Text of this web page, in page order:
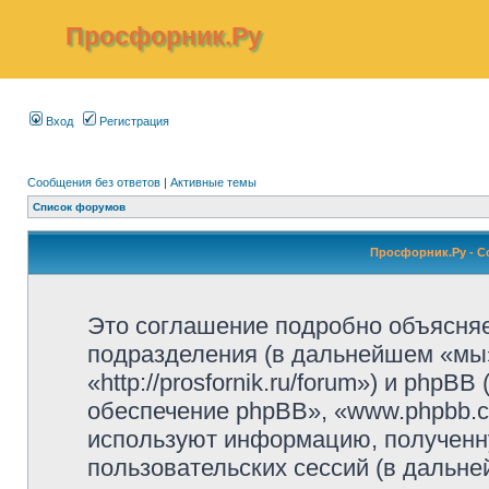
Просфорник.Ру
Вход Регистрация
Сообщения без ответов | Активные темы
Список форумов
Просфорник.Ру -
Это соглашение подробно
подразделения (в дальнейшем
«http://prosfornik.ru/forum») и
обеспечение phpBB»,
используют информацию,
пользовательских сессий (в